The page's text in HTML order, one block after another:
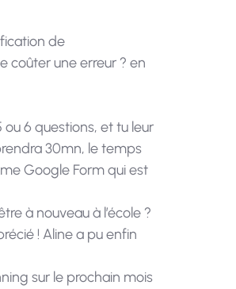
de
coûter une erreur ? en
6 questions, et tu leur
30mn, le temps
Google Form qui est
à nouveau à l’école ?
! Aline a pu enfin
sur le prochain mois